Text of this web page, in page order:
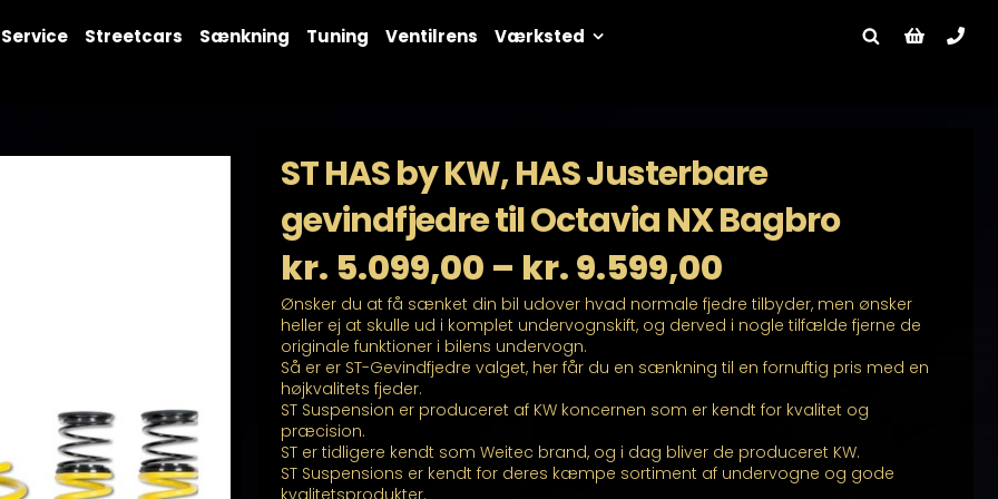
Service Streetcars Sænkning Tuning Ventilrens Værksted
ST HAS by KW, HAS Justerbare
gevindfjedre til Octavia NX Bagbro
kr. 5.099,00 – kr.9.599,00Prisinterval:
kr. 5.099,00
til
kr. 9.599,00
Ønsker du at få sænket din bil udover hvad normale fjedre tilbyder, men ønsker
heller ej at skulle ud i komplet undervognskift, og derved i nogle tilfælde fjerne de
originale funktioner i bilens undervogn.
Så er er ST-Gevindfjedre valget, her får du en sænkning til en fornuftig pris med en
højkvalitets fjeder.
ST Suspension er produceret af KW koncernen som er kendt for kvalitet og
præcision.
ST er tidligere kendt som Weitec brand, og i dag bliver de produceret KW.
ST Suspensions er kendt for deres kæmpe sortiment af undervogne og gode
kvalitetsprodukter.